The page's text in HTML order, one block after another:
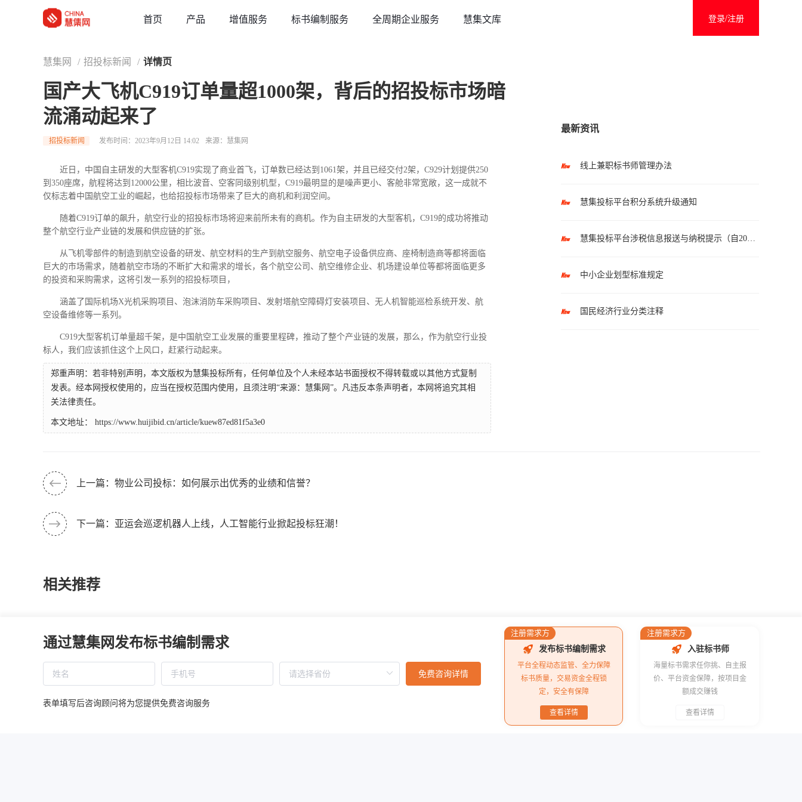
首页 产品 增值服务 标书编制服务 全周期企业服务 慧集文库 登录/注册
慧集网 / 招投标新闻 / 详情页
国产大飞机C919订单量超1000架，背后的招投标市场暗
流涌动起来了
招投标新闻 发布时间：2023年9月12日 14:02 来源：慧集网
近日，中国自主研发的大型客机C919实现了商业首飞，订单数已经达到1061架，并且已经交付2架，C929计划提供250
到350座席，航程将达到12000公里，相比波音、空客同级别机型，C919最明显的是噪声更小、客舱非常宽敞，这一成就不
仅标志着中国航空工业的崛起，也给招投标市场带来了巨大的商机和利润空间。
随着C919订单的飙升，航空行业的招投标市场将迎来前所未有的商机。作为自主研发的大型客机，C919的成功将推动
整个航空行业产业链的发展和供应链的扩张。
从飞机零部件的制造到航空设备的研发、航空材料的生产到航空服务、航空电子设备供应商、座椅制造商等都将面临
巨大的市场需求，随着航空市场的不断扩大和需求的增长，各个航空公司、航空维修企业、机场建设单位等都将面临更多
的投资和采购需求，这将引发一系列的招投标项目，
涵盖了国际机场X光机采购项目、泡沫消防车采购项目、发射塔航空障碍灯安装项目、无人机智能巡检系统开发、航
空设备维修等一系列。
C919大型客机订单量超千架，是中国航空工业发展的重要里程碑，推动了整个产业链的发展，那么，作为航空行业投
标人，我们应该抓住这个上风口，赶紧行动起来。
最新资讯
线上兼职标书师管理办法
慧集投标平台积分系统升级通知
慧集投标平台涉税信息报送与纳税提示（自2025年10月1日起执行）
中小企业划型标准规定
国民经济行业分类注释
郑重声明：若非特别声明，本文版权为慧集投标所有，任何单位及个人未经本站书面授权不得转载或以其他方式复制
发表。经本网授权使用的，应当在授权范围内使用，且须注明“来源：慧集网”。凡违反本条声明者，本网将追究其相
关法律责任。
本文地址： https://www.huijibid.cn/article/kuew87ed81f5a3e0
上一篇：物业公司投标：如何展示出优秀的业绩和信誉？
下一篇：亚运会巡逻机器人上线，人工智能行业掀起投标狂潮！
相关推荐
慧集投标平台积分系统升级通知
施工单位 慧集投标平台涉税信息报送与纳税提示（自2025年10月1日起执行） 施工单位 中小企业划型标准规定
你敢相信？河南一小学强制学生订酸奶，称没条件创造条件订
通过慧集网发布标书编制需求
免费咨询详情
表单填写后咨询顾问将为您提供免费咨询服务
注册需求方
发布标书编制需求
平台全程动态监管、全力保障
标书质量，交易资金全程锁
定，安全有保障
查看详情
注册需求方
入驻标书师
海量标书需求任你挑、自主报
价、平台资金保障，按项目金
额成交赚钱
查看详情